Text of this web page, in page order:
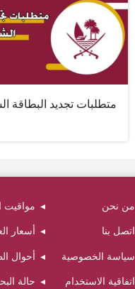
متطلبات تجديد البطاقة
من نحن
اتصل بنا
سياسة الخصوصية
اتفاقية الاستخدام
مواقيت
أسعار
أحوال
حالة